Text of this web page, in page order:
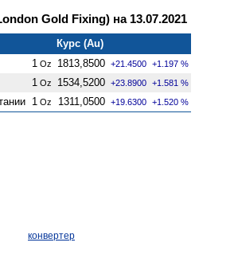
Gold Fixing) на 13.07.2021
Курс (Au)
1 Oz 1813,8500 +21.4500 +1.197 %
1 Oz 1534,5200 +23.8900 +1.581 %
1 Oz 1311,0500 +19.6300 +1.520 %
конвертер